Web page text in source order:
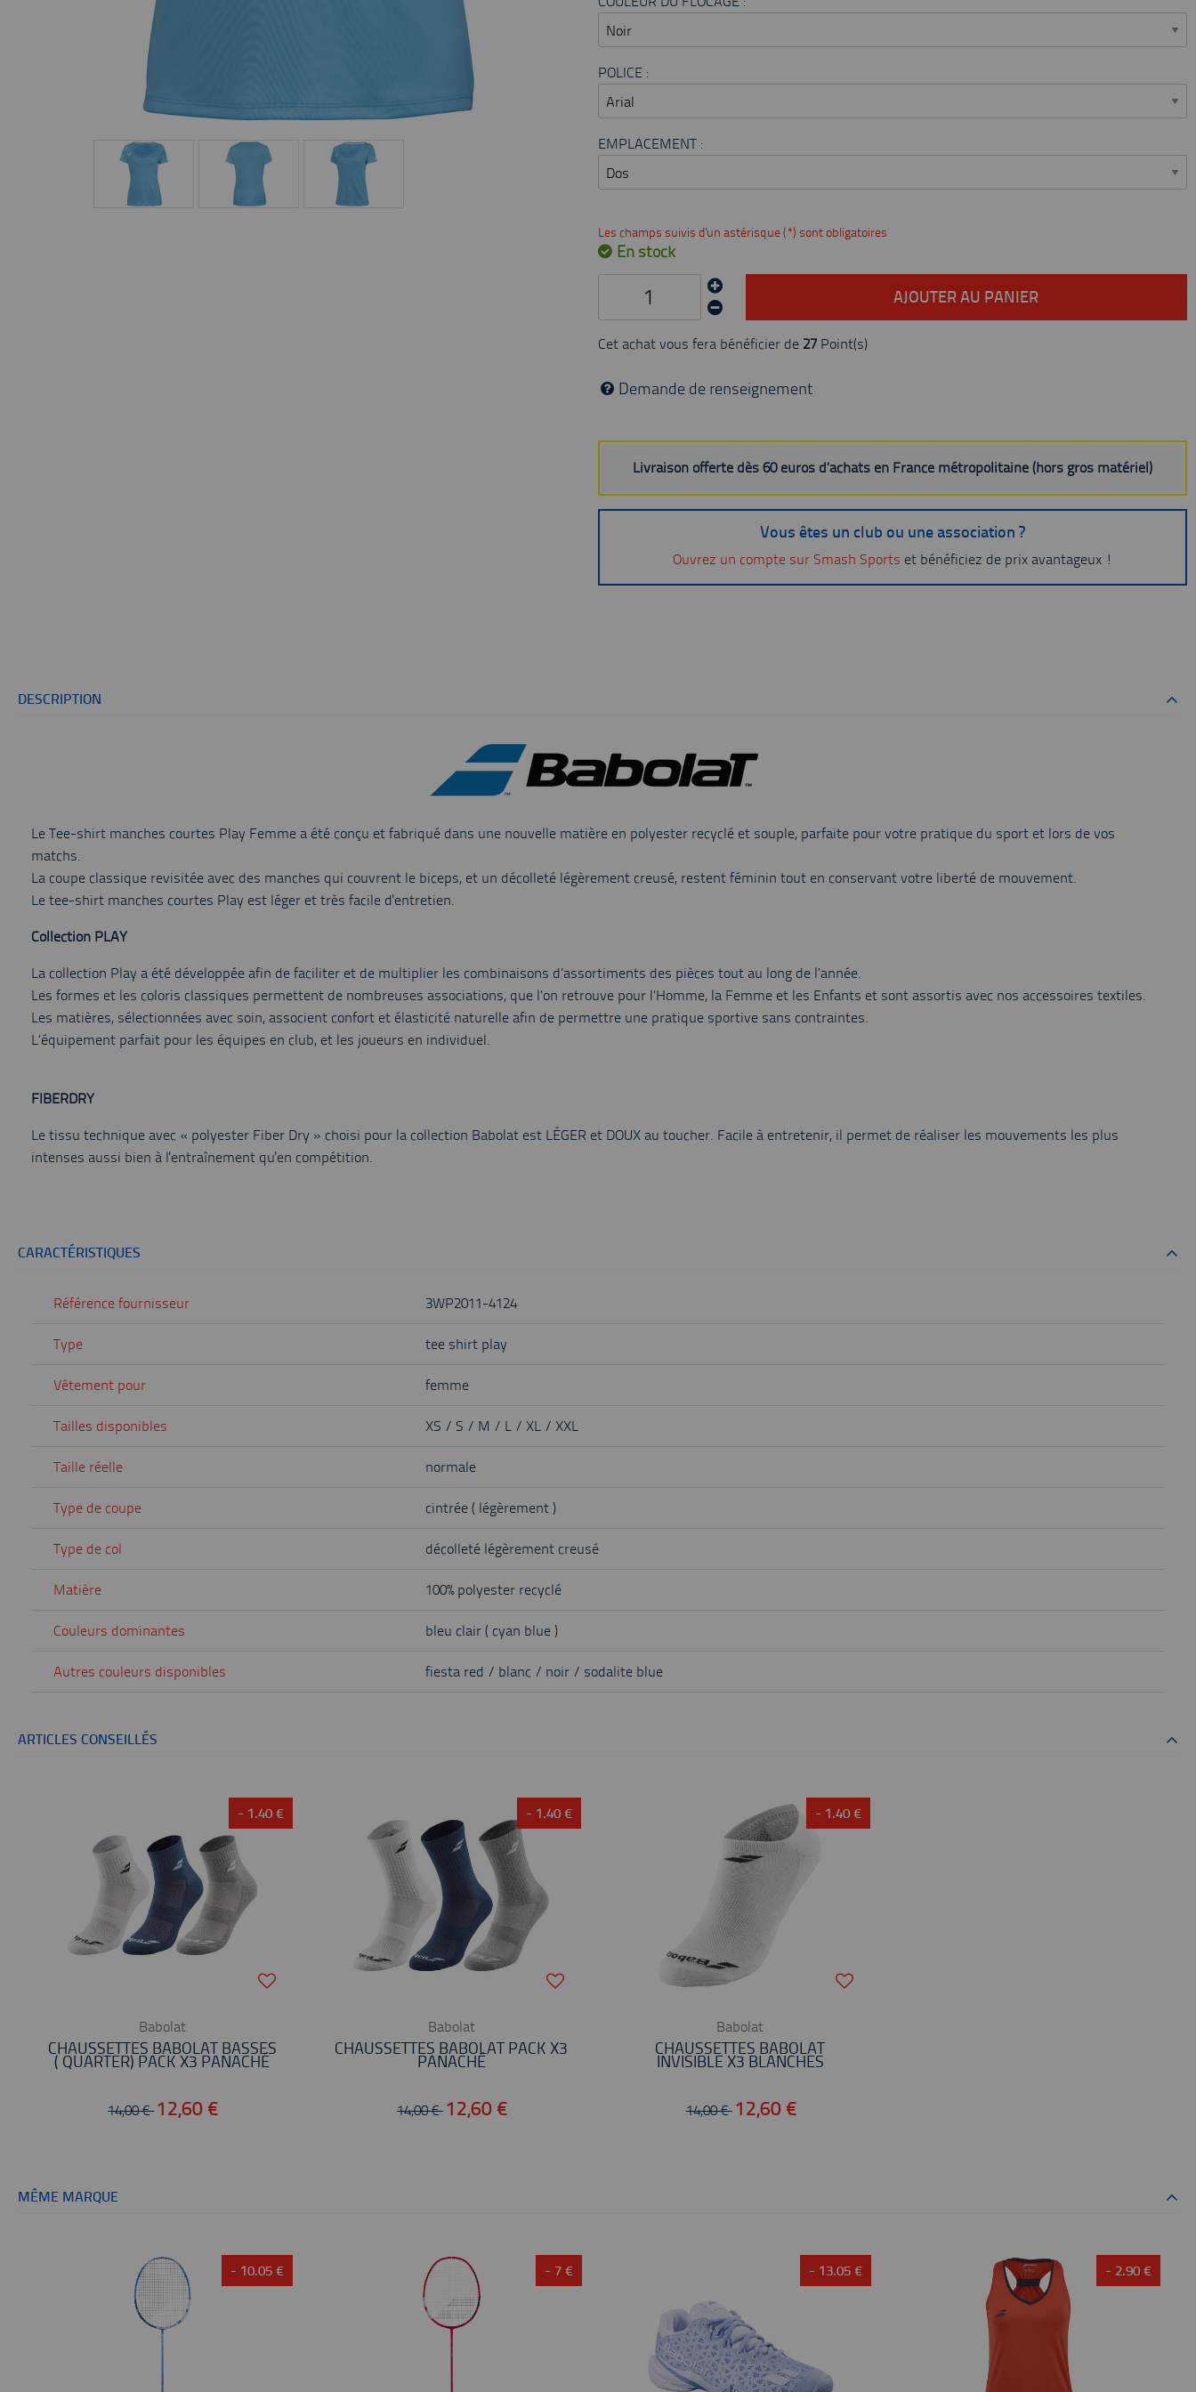
POLICE :
EMPLACEMENT :
Les champs suivis d'un astérisque (*) sont obligatoires
En stock
AJOUTER AU PANIER
Cet achat vous fera bénéficier de 27 Point(s)
Demande de renseignement
Livraison offerte dès 60 euros d’achats en France métropolitaine (hors gros matériel)
Vous êtes un club ou une association ?
Ouvrez un compte sur Smash Sports et bénéficiez de prix avantageux !
DESCRIPTION
Le Tee-shirt manches courtes Play Femme a été conçu et fabriqué dans une nouvelle matière en polyester recyclé et souple, parfaite pour votre pratique du sport et lors de vos
matchs.
La coupe classique revisitée avec des manches qui couvrent le biceps, et un décolleté légèrement creusé, restent féminin tout en conservant votre liberté de mouvement.
Le tee-shirt manches courtes Play est léger et très facile d'entretien.
Collection PLAY
La collection Play a été développée afin de faciliter et de multiplier les combinaisons d’assortiments des pièces tout au long de l’année.
Les formes et les coloris classiques permettent de nombreuses associations, que l’on retrouve pour l’Homme, la Femme et les Enfants et sont assortis avec nos accessoires textiles.
Les matières, sélectionnées avec soin, associent confort et élasticité naturelle afin de permettre une pratique sportive sans contraintes.
L’équipement parfait pour les équipes en club, et les joueurs en individuel.
FIBERDRY
Le tissu technique avec « polyester Fiber Dry » choisi pour la collection Babolat est LÉGER et DOUX au toucher. Facile à entretenir, il permet de réaliser les mouvements les plus
intenses aussi bien à l'entraînement qu'en compétition.
CARACTÉRISTIQUES
Référence fournisseur 3WP2011-4124
Type tee shirt play
Vêtement pour femme
Tailles disponibles XS / S / M / L / XL / XXL
Taille réelle normale
Type de coupe cintrée ( légèrement )
Type de col décolleté légèrement creusé
Matière 100% polyester recyclé
Couleurs dominantes bleu clair ( cyan blue )
Autres couleurs disponibles fiesta red / blanc / noir / sodalite blue
ARTICLES CONSEILLÉS
- 1.40 €
Babolat
CHAUSSETTES BABOLAT BASSES
( QUARTER) PACK X3 PANACHÉ
14,00 €12,60 €
- 1.40 €
Babolat
CHAUSSETTES BABOLAT PACK X3
PANACHÉ
14,00 € 12,60 €
- 1.40 €
Babolat
CHAUSSETTES BABOLAT
INVISIBLE X3 BLANCHES
14,00 € 12,60 €
MÊME MARQUE
- 10.05 € - 7 € - 13.05 € - 2.90 €